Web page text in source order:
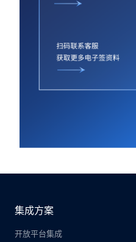
集成方案
开放平台集成